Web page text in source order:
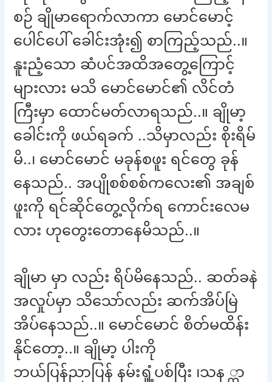
စဉ် ချိုမာရောက်လာကာ မောင်မောင့်
ပေါင်ပေါ် ခေါင်းအုံး၍ စာကြည့်သည်..။
နူးညံ့သော ဆံပင်အထိအတွေ့ကြောင့်
များလား မသိ မောင်မောင်၏ လိင်တံ
ကြီးမှာ ထောင်မတ်လာရသည်..။ ချိုမာ့
ခေါင်းကို ဖယ်ရခက် ..သိမှာလည်း စိုးရိမ်
မိ..၊ မောင်မောင် မခုန်စဖူး ရင်တွေ ခုန်
နေသည်.. အပျိုစစ်စစ်ကလေး၏ အချစ်
ဖူးကို ရင်ဆိုင်တွေ့လိုက်ရ ကောင်းလေမ
လား ဟုတွေးတောနေမိသည်..။
ချိုမာ မှာ လည်း ရိပ်မိနေသည်.. ဆတ်ခနဲ
အလှုပ်မှာ သိသော်လည်း ဆက်အိပ်မြဲ
အိပ်နေသည်..။ မောင်မောင် စိတ်မထိန်း
နိုင်တော့..။ ချိုမာ့ ပါးကို
ဘယ်ပြန်ညာပြန် နမ်းရှုံ့ပစ်ပြီး ၊သန ္တာ